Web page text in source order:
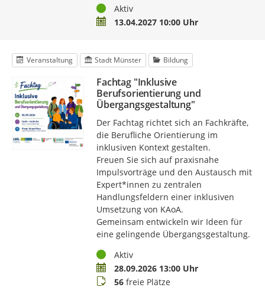
StatusAktiv
Termin13.04.2027 10:00 Uhr
Veranstaltung Stadt Münster Bildung
Fachtag "Inklusive
Berufsorientierung und
Übergangsgestaltung"
Der Fachtag richtet sich an Fachkräfte,
die Berufliche Orientierung im
inklusiven Kontext gestalten.
Freuen Sie sich auf praxisnahe
Impulsvorträge und den Austausch mit
Expert*innen zu zentralen
Handlungsfeldern einer inklusiven
Umsetzung von KAoA.
Gemeinsam entwickeln wir Ideen für
eine gelingende Übergangsgestaltung.
StatusAktiv
Termin28.09.2026 13:00 Uhr
Buchungsstatus
56freie Plätze